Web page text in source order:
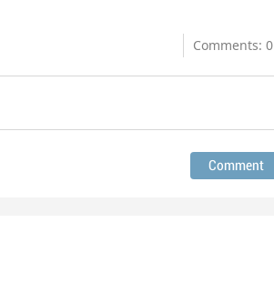
Comments: 0